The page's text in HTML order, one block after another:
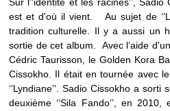
est et d'où il vient. Au sujet de
tradition culturelle. Il y a aussi un
sortie de cet album. Avec l’aide
Cédric Taurisson, le Golden Kora
Cissokho. Il était en tournée avec
‘’Lyndiane’’. Sadio Cissokho a
deuxième ‘’Sila Fando’’, en